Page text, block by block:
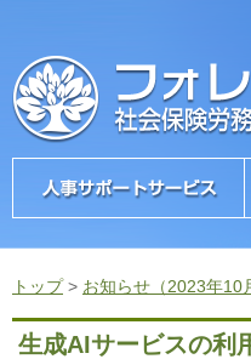
トップ> お知らせ（2023年10
生成AIサービスの